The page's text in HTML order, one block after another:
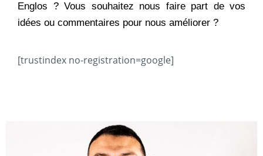
Englos ? Vous souhaitez nous faire part de vos
idées ou commentaires pour nous améliorer ?
[trustindex no-registration=google]